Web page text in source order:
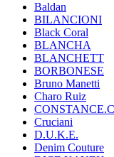
Baldan
BILANCIONI
Black Coral
BLANCHA
BLANCHETT
BORBONESE
Bruno Manetti
Charo Ruiz
CONSTANCE.C
Cruciani
D.U.K.E.
Denim Couture